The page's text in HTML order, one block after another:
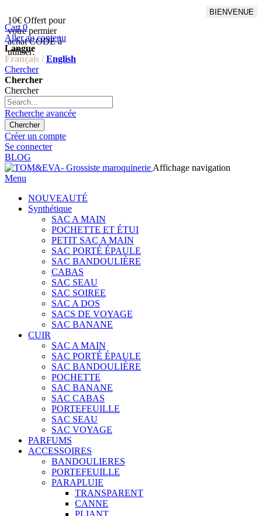
10€ Offert pour
votre permier
achat CODE à
utiliser:
BIENVENUE
Cart 0
Aller au contenu
Langue
Français / English
Chercher
Chercher
Chercher
Recherche avancée
Chercher
Créer un compte
Se connecter
BLOG
Affichage navigation
Menu
NOUVEAUTÉ
Synthétique
SAC A MAIN
POCHETTE ET ÉTUI
PETIT SAC A MAIN
SAC PORTÉ ÉPAULE
SAC BANDOULIÈRE
CABAS
SAC SEAU
SAC SOIREE
SAC A DOS
SACS DE VOYAGE
SAC BANANE
CUIR
SAC A MAIN
SAC PORTÉ ÉPAULE
SAC BANDOULIÈRE
POCHETTE
SAC BANANE
SAC CABAS
PORTEFEUILLE
SAC SEAU
SAC VOYAGE
PARFUMS
ACCESSOIRES
BANDOULIERES
PORTEFEUILLE
PARAPLUIE
TRANSPARENT
CANNE
PLIANT